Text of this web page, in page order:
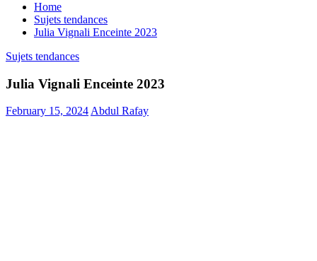
Home
Sujets tendances
Julia Vignali Enceinte 2023
Sujets tendances
Julia Vignali Enceinte 2023
February 15, 2024Abdul Rafay